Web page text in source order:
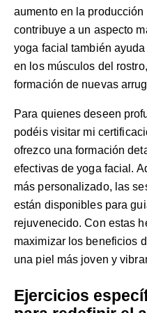
aumento en la
contribuye a un aspecto
yoga facial también
en los músculos del
formación de nuevas
Para quienes deseen
podéis visitar mi
ofrezco una formación
efectivas de yoga facial.
más personalizado, las
están disponibles para
rejuvenecido. Con estas
maximizar los beneficios
una piel más joven y
Ejercicios